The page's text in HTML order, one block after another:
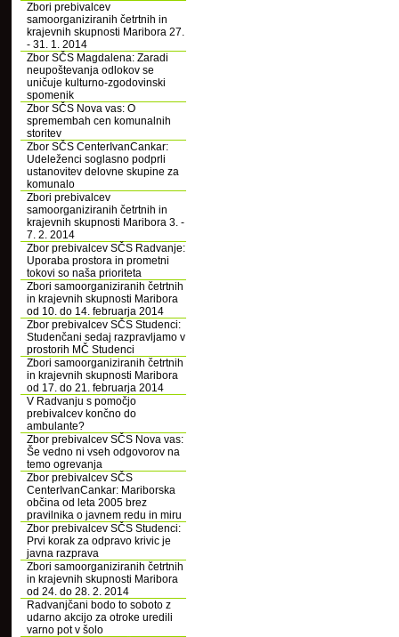
Zbori prebivalcev
samoorganiziranih četrtnih in
krajevnih skupnosti Maribora 27.
- 31. 1. 2014
Zbor SČS Magdalena: Zaradi
neupoštevanja odlokov se
uničuje kulturno-zgodovinski
spomenik
Zbor SČS Nova vas: O
spremembah cen komunalnih
storitev
Zbor SČS CenterIvanCankar:
Udeleženci soglasno podprli
ustanovitev delovne skupine za
komunalo
Zbori prebivalcev
samoorganiziranih četrtnih in
krajevnih skupnosti Maribora 3. -
7. 2. 2014
Zbor prebivalcev SČS Radvanje:
Uporaba prostora in prometni
tokovi so naša prioriteta
Zbori samoorganiziranih četrtnih
in krajevnih skupnosti Maribora
od 10. do 14. februarja 2014
Zbor prebivalcev SČS Studenci:
Studenčani sedaj razpravljamo v
prostorih MČ Studenci
Zbori samoorganiziranih četrtnih
in krajevnih skupnosti Maribora
od 17. do 21. februarja 2014
V Radvanju s pomočjo
prebivalcev končno do
ambulante?
Zbor prebivalcev SČS Nova vas:
Še vedno ni vseh odgovorov na
temo ogrevanja
Zbor prebivalcev SČS
CenterIvanCankar: Mariborska
občina od leta 2005 brez
pravilnika o javnem redu in miru
Zbor prebivalcev SČS Studenci:
Prvi korak za odpravo krivic je
javna razprava
Zbori samoorganiziranih četrtnih
in krajevnih skupnosti Maribora
od 24. do 28. 2. 2014
Radvanjčani bodo to soboto z
udarno akcijo za otroke uredili
varno pot v šolo